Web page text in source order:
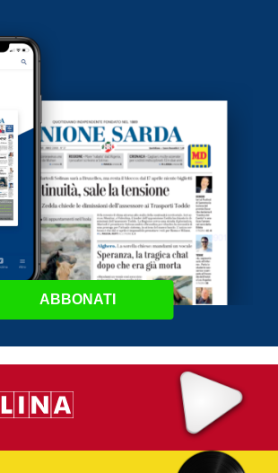
ABBONATI